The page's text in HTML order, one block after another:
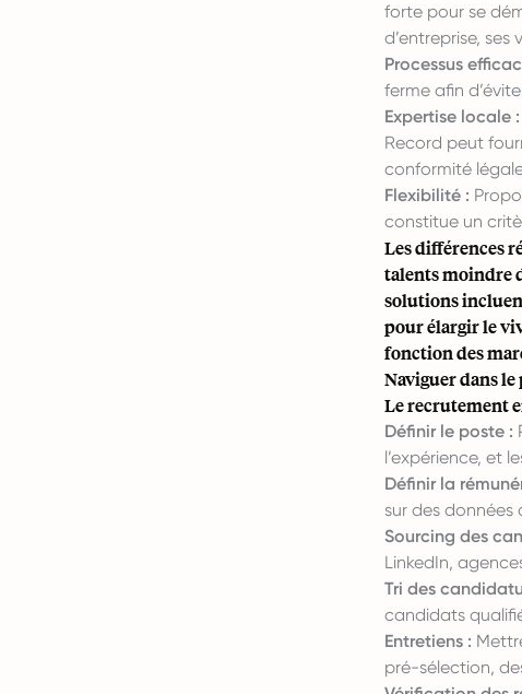
forte pour se
d’entreprise,
Processus
ferme afin
Expertise locale :
Record peut
conformité
Flexibilité :
constitue un
Les différences
talents moindre
solutions
pour élargir le
fonction des
Naviguer dans
Le recrutement
Définir le poste :
l’expérience, et
Définir la
sur des données
Sourcing des
LinkedIn,
Tri des
candidats
Entretiens :
pré-sélection,